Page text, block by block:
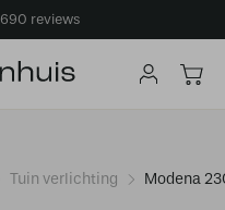
690 reviews
Tuin verlichting Modena